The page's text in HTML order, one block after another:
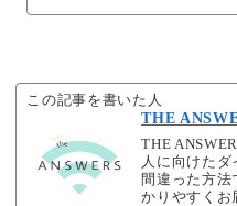
この記事を書いた人
THE
THE
人に向けたダ
間違った方法
かりやすくお